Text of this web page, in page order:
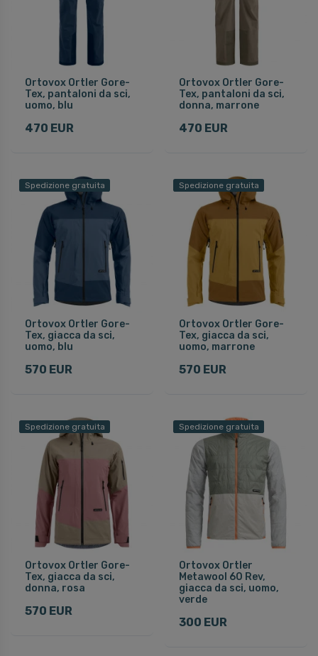
Ortovox Ortler Gore-
Tex, pantaloni da sci,
uomo, blu
470 EUR
Ortovox Ortler Gore-
Tex, pantaloni da sci,
donna, marrone
470 EUR
Spedizione gratuita
Ortovox Ortler Gore-
Tex, giacca da sci,
uomo, blu
570 EUR
Spedizione gratuita
Ortovox Ortler Gore-
Tex, giacca da sci,
uomo, marrone
570 EUR
Spedizione gratuita
Ortovox Ortler Gore-
Tex, giacca da sci,
donna, rosa
570 EUR
Spedizione gratuita
Ortovox Ortler
Metawool 60 Rev,
giacca da sci, uomo,
verde
300 EUR